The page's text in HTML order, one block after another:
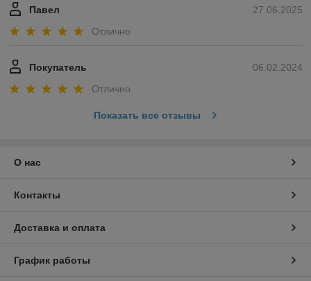
27.06.2025
Павел
Отлично
06.02.2024
Покупатель
Отлично
Показать все отзывы
О нас
Контакты
Доставка и оплата
График работы